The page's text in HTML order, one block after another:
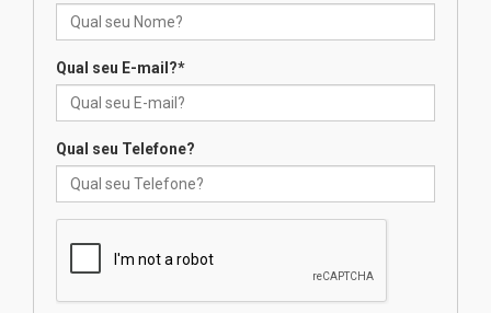
calouros do segundo semestre
Brasília prepara seus
mesmo do Ensino Médio
Qual seu E-mail?*
Qual seu Telefone?